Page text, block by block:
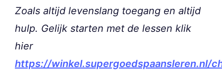
Zoals altijd levenslang toegang en altijd
hulp. Gelijk starten met de lessen klik
hier
https://winkel.supergoedspaansleren.nl/